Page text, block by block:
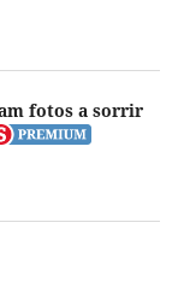
fotos a sorrir